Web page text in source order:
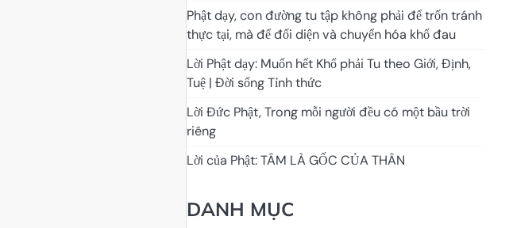
Phật dạy, con đường tu tập không phải để trốn tránh
thực tại, mà để đối diện và chuyển hóa khổ đau
Lời Phật dạy: Muốn hết Khổ phải Tu theo Giới, Định,
Tuệ | Đời sống Tỉnh thức
Lời Đức Phật, Trong mỗi người đều có một bầu trời
riêng
Lời của Phật: TÂM LÀ GỐC CỦA THÂN
DANH MỤC